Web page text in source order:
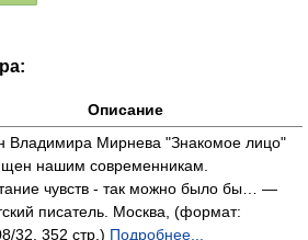
Описание
Владимира Мирнева "Знакомое лицо"
нашим современникам.
чувств - так можно было бы… —
писатель. Москва, (формат:
32, 352 стр.) Подробнее...